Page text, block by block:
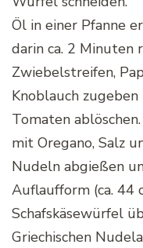
Öl in einer Pfanne
darin ca. 2 Minuten
Zwiebelstreifen,
Knoblauch
Tomaten
mit Oregano, Salz
Nudeln abgießen
Auflaufform (ca. 44
Schafskäsewürfel
Griechischen